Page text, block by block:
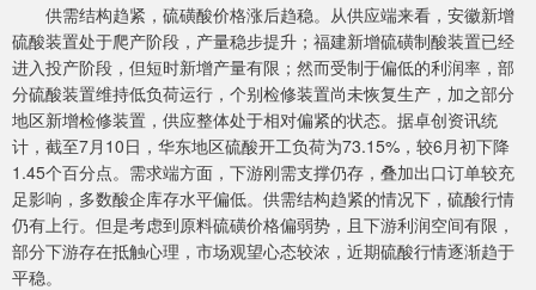
供需结构趋紧，硫磺酸价格涨后趋稳。从供应端来看，安徽新增
硫酸装置处于爬产阶段，产量稳步提升；福建新增硫磺制酸装置已经
进入投产阶段，但短时新增产量有限；然而受制于偏低的利润率，部
分硫酸装置维持低负荷运行，个别检修装置尚未恢复生产，加之部分
地区新增检修装置，供应整体处于相对偏紧的状态。据卓创资讯统
计，截至7月10日，华东地区硫酸开工负荷为73.15%，较6月初下降
1.45个百分点。需求端方面，下游刚需支撑仍存，叠加出口订单较充
足影响，多数酸企库存水平偏低。供需结构趋紧的情况下，硫酸行情
仍有上行。但是考虑到原料硫磺价格偏弱势，且下游利润空间有限，
部分下游存在抵触心理，市场观望心态较浓，近期硫酸行情逐渐趋于
平稳。